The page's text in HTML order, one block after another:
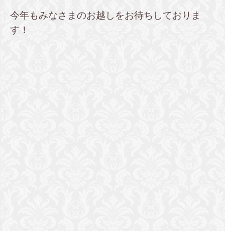
今年もみなさまのお越しをお待ちしておりま
す！